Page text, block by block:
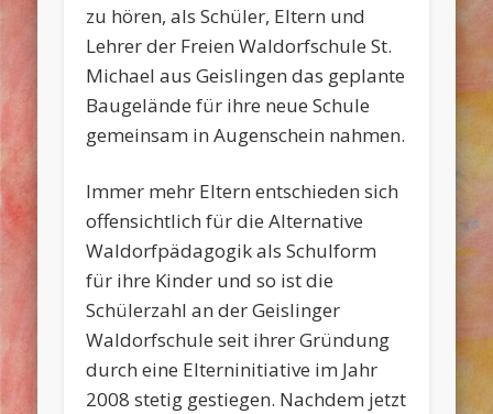
zu hören, als Schüler, Eltern und
Lehrer der Freien Waldorfschule St.
Michael aus Geislingen das geplante
Baugelände für ihre neue Schule
gemeinsam in Augenschein nahmen.
Immer mehr Eltern entschieden sich
offensichtlich für die Alternative
Waldorfpädagogik als Schulform
für ihre Kinder und so ist die
Schülerzahl an der Geislinger
Waldorfschule seit ihrer Gründung
durch eine Elterninitiative im Jahr
2008 stetig gestiegen. Nachdem jetzt